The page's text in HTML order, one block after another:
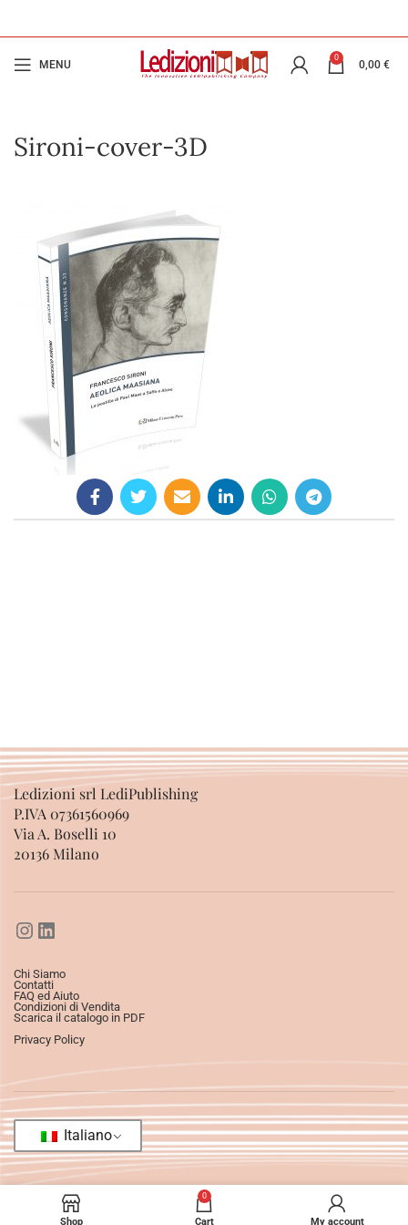
MENU
0
0,00 €
Sironi-cover-3D
Ledizioni srl LediPublishing
P.IVA 07361560969
Via A. Boselli 10
20136 Milano
Chi Siamo
Contatti
FAQ ed Aiuto
Condizioni di Vendita
Scarica il catalogo in PDF
Privacy Policy
Italiano
Shop
0
Cart My account